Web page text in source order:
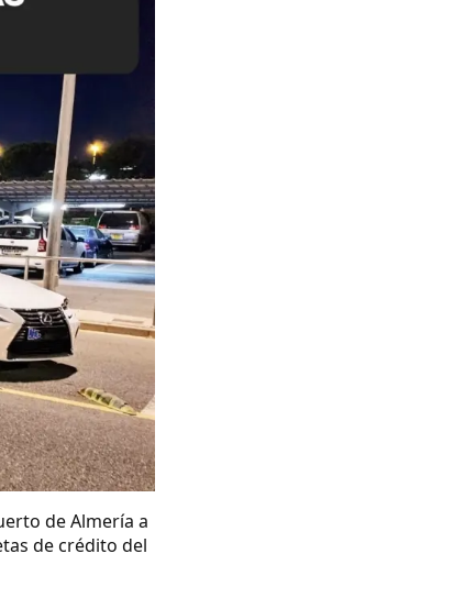
de Almería a
de crédito del